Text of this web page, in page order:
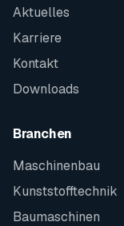
Aktuelles
Karriere
Kontakt
Downloads
Branchen
Maschinenbau
Kunststofftechnik
Baumaschinen